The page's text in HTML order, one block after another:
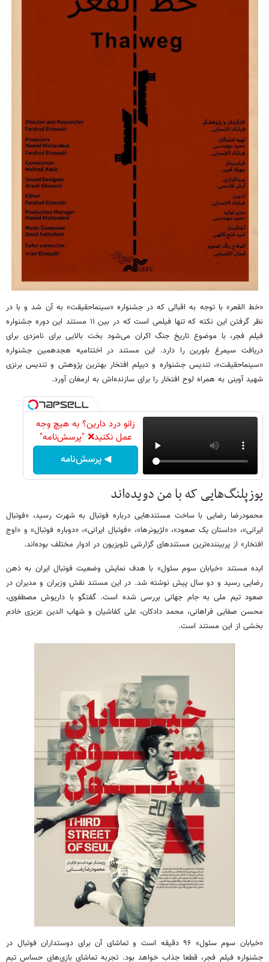
«خط القعر» با توجه به اقبالی که در جشنواره «سینماحقیقت» به آن شد و با در
نظر گرفتن این نکته که تنها فیلمی است که در بین ۱۱ مستند این دوره جشنواره
فیلم فجر، با موضوع تاریخ جنگ اکران می‌شود بخت بالایی برای نامزدی برای
دریافت سیمرغ بلورین را دارد. این مستند در اختتامیه هجدهمین جشنواره
«سینماحقیقت»، تندیس جشنواره و دیپلم افتخار بهترین پژوهش و تندیس برنزی
شهید آوینی به همراه لوح افتخار را برای سازنده‌اش به ارمغان آورد.
زانو درد دارین؟ به هیچ وجه
عمل نکنید❌ "پرسش‌نامه"
◀ پرسش‌نامه
یوزپلنگ‌هایی که با من دویده‌اند
محمودرضا رضایی با ساخت مستندهایی درباره فوتبال به شهرت رسید، «فوتبال
ایرانی»، «داستان یک صعود»، «لژیونرها»، «فوتبال ایرانی»، «دوباره فوتبال» و «اوج
افتخار» از پربیننده‌ترین مستندهای گزارشی تلویزیون در ادوار مختلف بوده‌اند.
ایده مستند «خیابان سوم سئول» با هدف نمایش وضعیت فوتبال ایران به ذهن
رضایی رسید و دو سال پیش نوشته شد. در این مستند نقش وزیران و مدیران در
صعود تیم ملی به جام جهانی بررسی شده است. گفتگو با داریوش مصطفوی،
محسن صفایی فراهانی، محمد دادکان، علی کفاشیان و شهاب الدین عزیزی خادم
بخشی از این مستند است.
«خیابان سوم سئول» ۹۶ دقیقه است و تماشای آن برای دوستداران فوتبال در
جشنواره فیلم فجر، قطعا جذاب خواهد بود. تجربه تماشای بازی‌های حساس تیم